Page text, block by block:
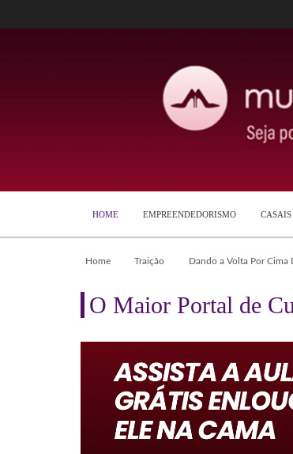
HOME EMPREENDEDORISMO
Home Traição Dando a Volta Por Cima
O Maior Portal de